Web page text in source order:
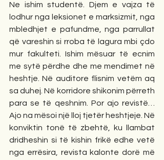
Ne ishim studentë. Djem e vajza të
lodhur nga leksionet e marksizmit, nga
mbledhjet e pafundme, nga parrullat
që vareshin si rroba të lagura mbi çdo
mur fakulteti. Ishim mësuar të ecnim
me sytë përdhe dhe me mendimet në
heshtje. Në auditore flisnim vetëm aq
sa duhej. Në korridore shikonim përreth
para se të qeshnim. Por ajo revistë…
Ajo na mësoi një lloj tjetër heshtjeje. Në
konviktin tonë të zbehtë, ku llambat
dridheshin si të kishin frikë edhe vetë
nga errësira, revista kalonte dorë më